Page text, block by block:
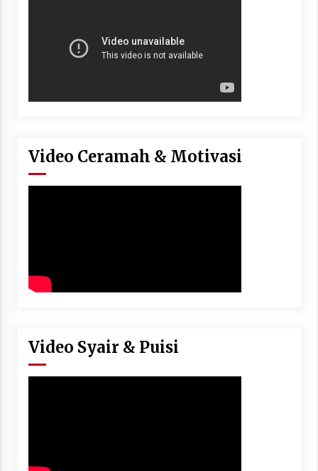
Video Ceramah & Motivasi
Video Syair & Puisi